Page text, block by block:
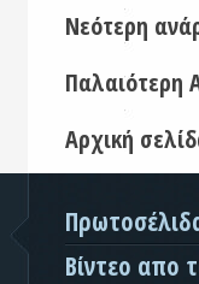
Νεότερη
Παλαιότερη
Αρχική
Βίντεο απο